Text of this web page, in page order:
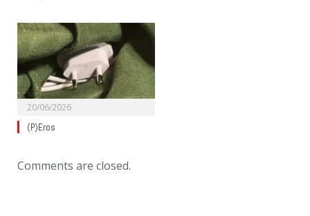
20/06/2026
(P)Eros
Comments are closed.